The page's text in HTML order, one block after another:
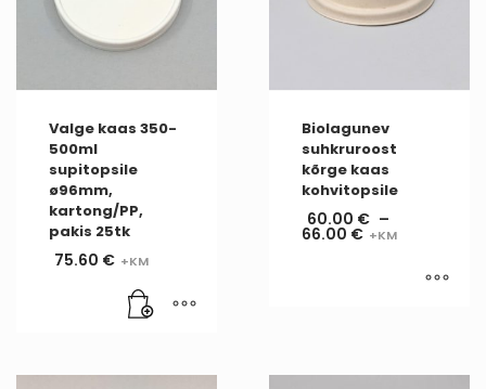
Valge kaas 350-
500ml
supitopsile
ø96mm,
kartong/PP,
pakis 25tk
75.60 €
Biolagunev
suhkruroost
kõrge kaas
kohvitopsile
60.00 € –
66.00 €